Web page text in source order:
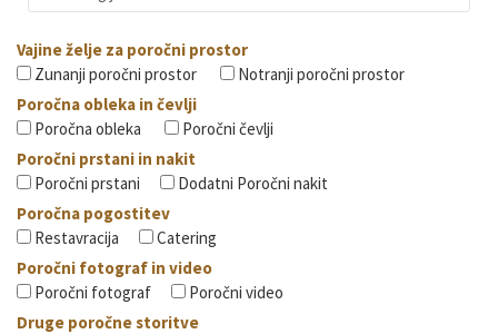
Vajine želje za poročni prostor
Zunanji poročni prostor
Notranji poročni prostor
Poročna obleka in čevlji
Poročna obleka
Poročni čevlji
Poročni prstani in nakit
Poročni prstani
Dodatni Poročni nakit
Poročna pogostitev
Restavracija
Catering
Poročni fotograf in video
Poročni fotograf
Poročni video
Druge poročne storitve